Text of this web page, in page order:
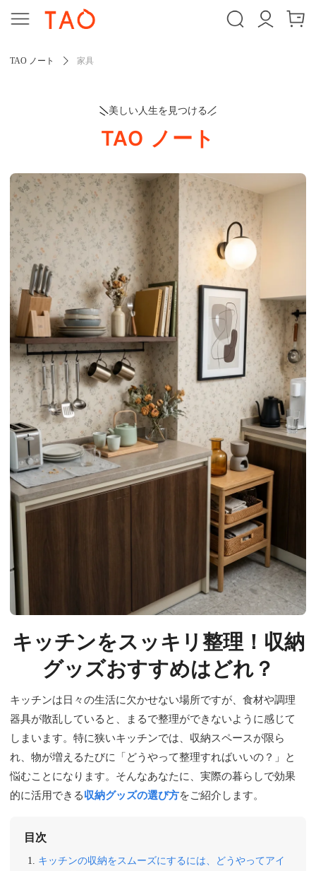
TAO ノート 家具
美しい人生を見つける
TAO ノート
キッチンをスッキリ整理！収納
グッズおすすめはどれ？
キッチンは日々の生活に欠かせない場所ですが、食材や調理
器具が散乱していると、まるで整理ができないように感じて
しまいます。特に狭いキッチンでは、収納スペースが限ら
れ、物が増えるたびに「どうやって整理すればいいの？」と
悩むことになります。そんなあなたに、実際の暮らしで効果
的に活用できる収納グッズの選び方をご紹介します。
目次
キッチンの収納をスムーズにするには、どうやってアイ